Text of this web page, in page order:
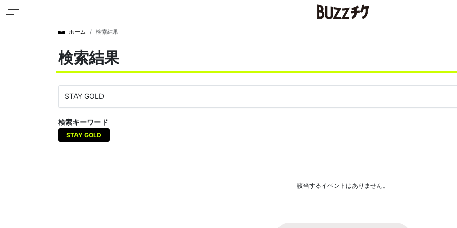
ホーム 検索結果
検索結果
検索キーワード
STAY GOLD
該当するイベントはありません。